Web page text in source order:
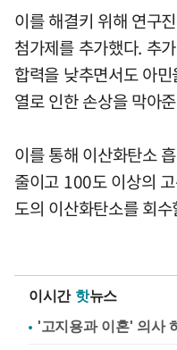
이를 해결키 위해 연구
첨가제를 추가했다. 추
합력을 낮추면서도 아
열로 인한 손상을 막아
이를 통해 이산화탄소
줄이고 100도 이상의
도의 이산화탄소를 회
이시간 핫뉴스
'고지용과 이혼' 의사